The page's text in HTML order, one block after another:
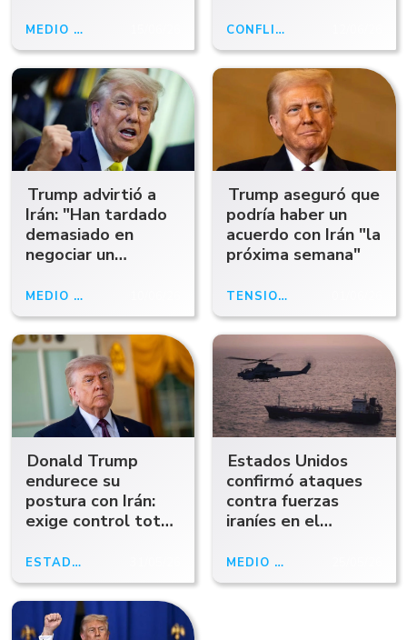
MEDIO ORIENTE CONFLICTO EN MEDIO ORIENTE
Trump advirtió a
Irán: "Han tardado
demasiado en
negociar un
tendrán que pagar
las consecuencias"
MEDIO ORIENTE
Trump aseguró que
podría haber un
acuerdo con Irán "la
próxima semana"
TENSIÓN EN MEDIO ORIENTE
Donald Trump
endurece su
postura con Irán:
exige control total
enriquecido para
avanzar hacia un
acuerdo de paz
ESTADOS UNIDOS
Estados Unidos
confirmó ataques
contra fuerzas
iraníes en el
MEDIO ORIENTE